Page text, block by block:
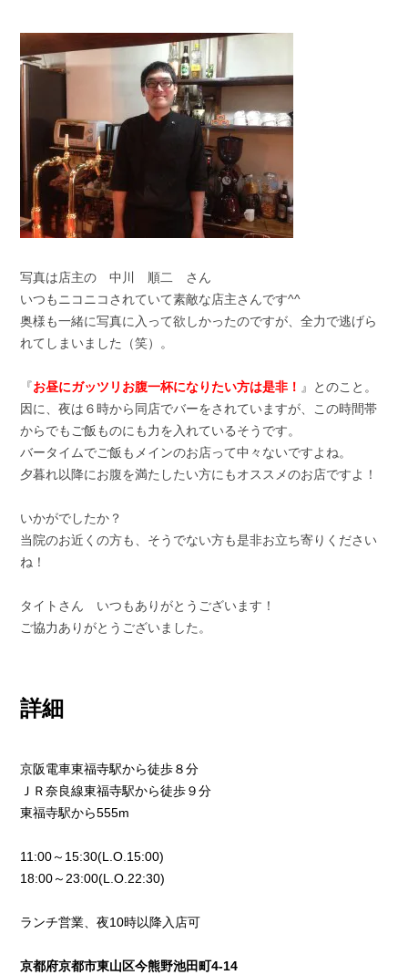
写真は店主の 中川 順二 さん
いつもニコニコされていて素敵な店主さんです^^
奥様も一緒に写真に入って欲しかったのですが、全力で逃げら
れてしまいました（笑）。
『お昼にガッツリお腹一杯になりたい方は是非！ 』とのこと。
因に、夜は６時から同店でバーをされていますが、この時間帯
からでもご飯ものにも力を入れているそうです。
バータイムでご飯もメインのお店って中々ないですよね。
夕暮れ以降にお腹を満たしたい方にもオススメのお店ですよ！
いかがでしたか？
当院のお近くの方も、そうでない方も是非お立ち寄りください
ね！
タイトさん いつもありがとうございます！
ご協力ありがとうございました。
詳細
京阪電車東福寺駅から徒歩８分
ＪＲ奈良線東福寺駅から徒歩９分
東福寺駅から555m
11:00～15:30(L.O.15:00)
18:00～23:00(L.O.22:30)
ランチ営業、夜10時以降入店可
京都府京都市東山区今熊野池田町4-14